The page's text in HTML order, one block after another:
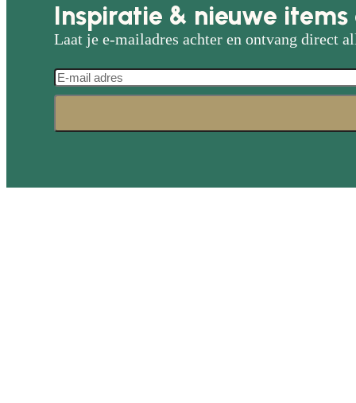
Inspiratie & nieuwe
Laat je e-mailadres achter en ontvang direct